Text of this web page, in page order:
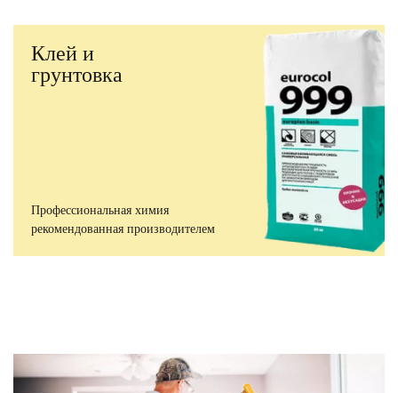
Клей и
грунтовка
Профессиональная химия
рекомендованная производителем